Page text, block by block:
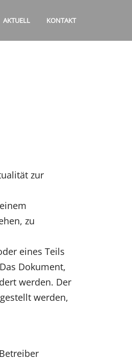
AKTUELL KONTAKT
zur
zu
eines Teils
Dokument,
werden. Der
werden,